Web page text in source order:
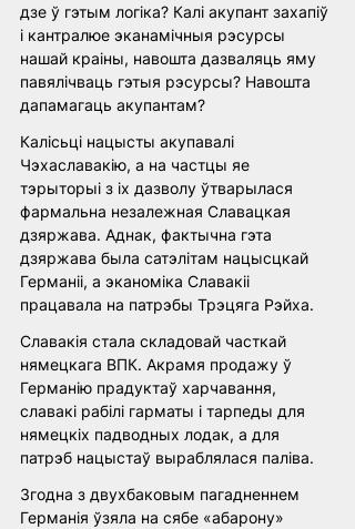
дзе ў гэтым логіка? Калі акупант захапіў
і кантралюе эканамічныя рэсурсы
нашай краіны, навошта дазваляць яму
павялічваць гэтыя рэсурсы? Навошта
дапамагаць акупантам?
Калісьці нацысты акупавалі
Чэхаславакію, а на частцы яе
тэрыторыі з іх дазволу ўтварылася
фармальна незалежная Славацкая
дзяржава. Аднак, фактычна гэта
дзяржава была сатэлітам нацысцкай
Германіі, а эканоміка Славакіі
працавала на патрэбы Трэцяга Рэйха.
Славакія стала складовай часткай
нямецкага ВПК. Акрамя продажу ў
Германію прадуктаў харчавання,
славакі рабілі гарматы і тарпеды для
нямецкіх падводных лодак, а для
патрэб нацыстаў выраблялася паліва.
Згодна з двухбаковым пагадненнем
Германія ўзяла на сябе «абарону»